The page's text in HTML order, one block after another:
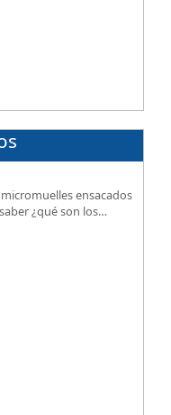
ensacados
¿qué son los